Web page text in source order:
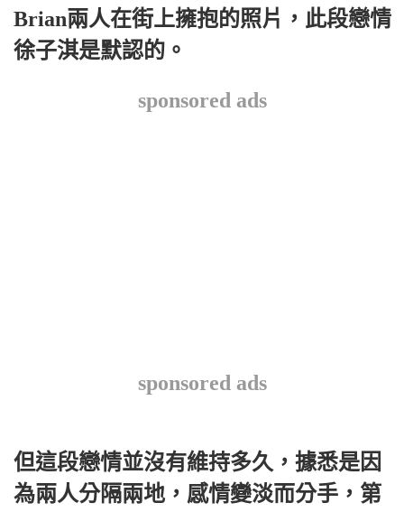
Brian兩人在街上擁抱的照片，此段戀情
徐子淇是默認的。
sponsored ads
sponsored ads
但這段戀情並沒有維持多久，據悉是因
為兩人分隔兩地，感情變淡而分手，第